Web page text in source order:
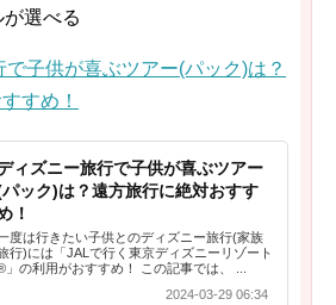
選べる
で子供が喜ぶツアー(パック)は？
すめ！
ィズニー旅行で子供が喜ぶツアー
ック)は？遠方旅行に絶対おすす
！
度は行きたい子供とのディズニー旅行(家族
行)には「JALで行く東京ディズニーリゾート
」の利用がおすすめ！ この記事では、 ...
2024-03-29 06:34